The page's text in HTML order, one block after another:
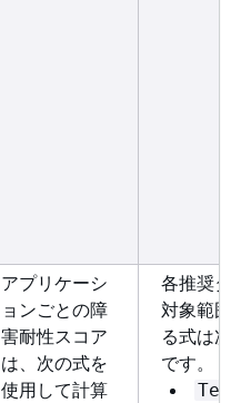
アプリケーシ
ョンごとの障
害耐性スコア
は、次の式を
使用して計算
各推奨タ
対象範囲
る式は次
です。
Test